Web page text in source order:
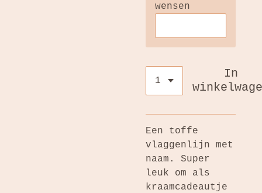
wensen
In
Een toffe
vlaggenlijn met
naam. Super
leuk om als
kraamcadeautje